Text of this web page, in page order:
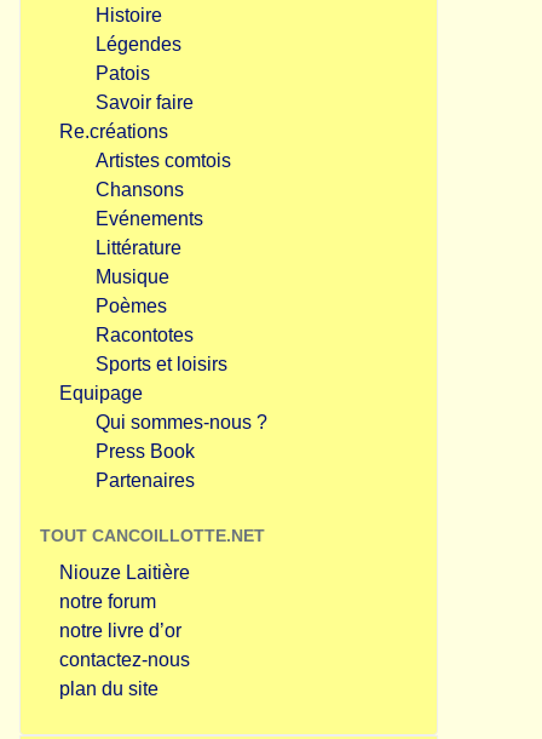
Histoire
Légendes
Patois
Savoir faire
Re.créations
Artistes comtois
Chansons
Evénements
Littérature
Musique
Poèmes
Racontotes
Sports et loisirs
Equipage
Qui sommes-nous ?
Press Book
Partenaires
TOUT CANCOILLOTTE.NET
Niouze Laitière
notre forum
notre livre d’or
contactez-nous
plan du site